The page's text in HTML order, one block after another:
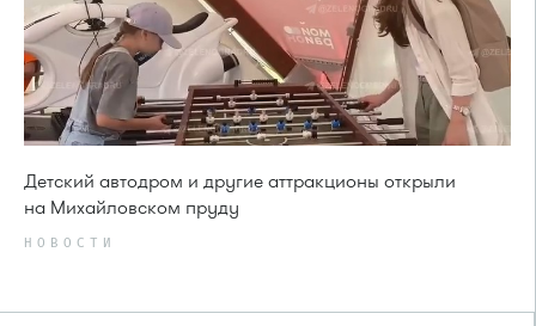
Детский автодром и другие аттракционы открыли
на Михайловском пруду
НОВОСТИ